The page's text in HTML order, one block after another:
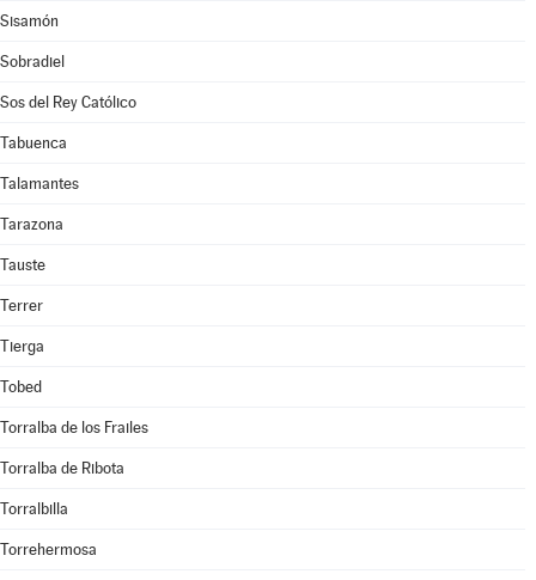
Sisamón
Sobradiel
Sos del Rey Católico
Tabuenca
Talamantes
Tarazona
Tauste
Terrer
Tierga
Tobed
Torralba de los Frailes
Torralba de Ribota
Torralbilla
Torrehermosa